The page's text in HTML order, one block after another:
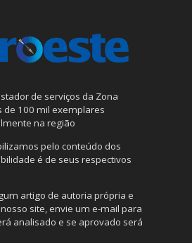
de serviços da Zona
de 100 mil exemplares
na região
pelo conteúdo dos
é de seus respectivos
artigo de autoria própria e
site, envie um e-mail para
analisado e se aprovado será